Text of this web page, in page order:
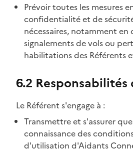
Prévoir toutes les mesures
confidentialité et de
nécessaires, notamment en
signalements de vols ou
habilitations des Référents
6.2
Le Référent s'engage à :
Transmettre et s'assurer
connaissance des
d'utilisation d'Aidants